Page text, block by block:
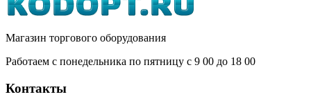
Магазин торгового оборудования
Работаем с понедельника по пятницу с 9 00 до 18 00
Контакты